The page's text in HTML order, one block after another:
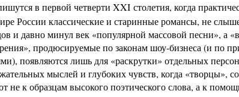
в первой четверти XXI столетия, когда
России классические и старинные романсы, не
и давно минул век «популярной массовой песни», а
продюсируемые по законам шоу-бизнеса (и по
появляются лишь для «раскрутки» отдельных
мыслей и глубоких чувств, когда «творцы»,
не к образцам высокого поэтического слова, а к